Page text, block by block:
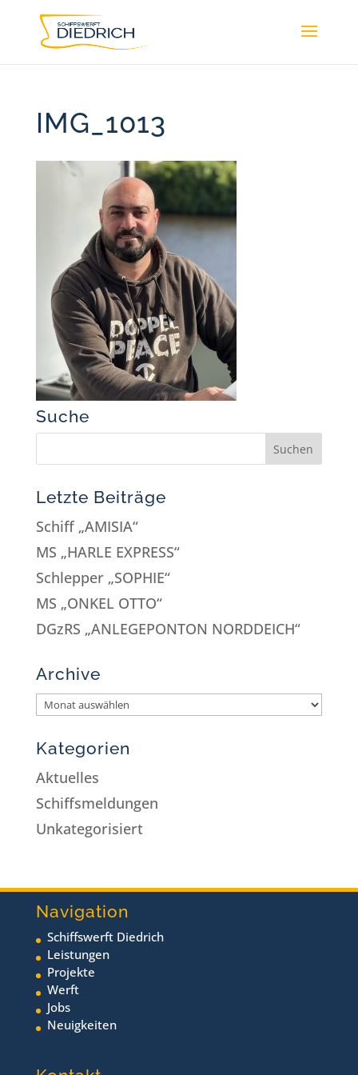
IMG_1013
Suche
Letzte Beiträge
Schiff „AMISIA“
MS „HARLE EXPRESS“
Schlepper „SOPHIE“
MS „ONKEL OTTO“
DGzRS „ANLEGEPONTON NORDDEICH“
Archive
Kategorien
Aktuelles
Schiffsmeldungen
Unkategorisiert
Navigation
Schiffswerft Diedrich
Leistungen
Projekte
Werft
Jobs
Neuigkeiten